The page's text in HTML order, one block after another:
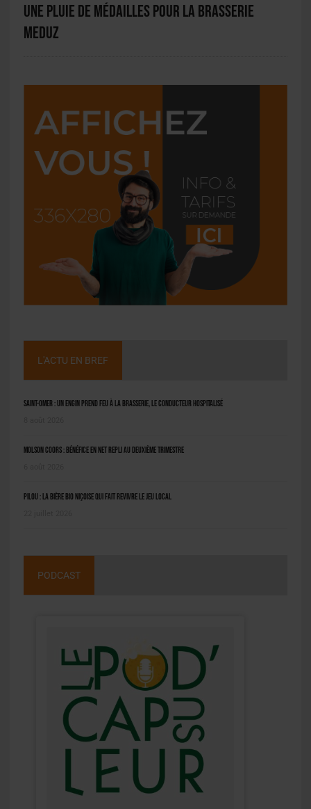
Une pluie de médailles pour la Brasserie
Meduz
L'ACTU EN BREF
Saint-Omer : un engin prend feu à la brasserie, le conducteur hospitalisé
Molson Coors : bénéfice en net repli au deuxième trimestre
Pilou : la bière bio niçoise qui fait revivre le jeu local
PODCAST